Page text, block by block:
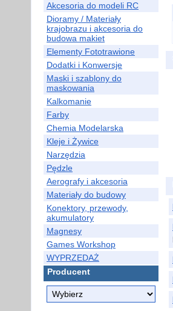
Akcesoria do modeli RC
Dioramy / Materiały
krajobrazu i akcesoria do
budowa makiet
Elementy Fototrawione
Dodatki i Konwersje
Maski i szablony do
maskowania
Kalkomanie
Farby
Chemia Modelarska
Kleje i Żywice
Narzędzia
Pędzle
Aerografy i akcesoria
Materiały do budowy
Konektory, przewody,
akumulatory
Magnesy
Games Workshop
WYPRZEDAŻ
Producent